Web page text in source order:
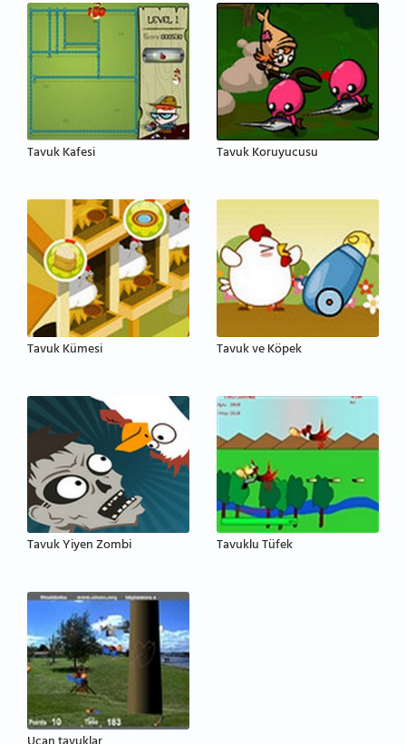
Tavuk Kafesi Tavuk Koruyucusu
Tavuk Kümesi Tavuk ve Köpek
Tavuk Yiyen Zombi Tavuklu Tüfek